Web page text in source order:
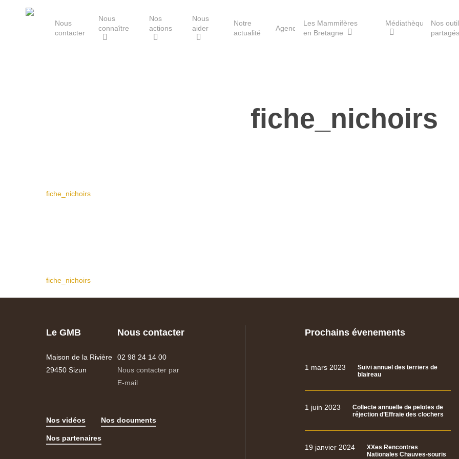
Nous
contacter
Nous
connaître
Nos
actions
Les Havres de paix pour la
loutre
Nous
aider
Notre
actualité
Agenda
Les Mammifères
en Bretagne
Médiathèque
Nos
partagés
fiche_nichoirs
fiche_nichoirs
fiche_nichoirs
Le GMB
Maison de la Rivière
29450 Sizun
Nous contacter
02 98 24 14 00
Nous contacter par
E-mail
Nos vidéos Nos documents
Nos partenaires
Prochains évenements
1 mars 2023
Suivi annuel des terriers de
blaireau
1 juin 2023
Collecte annuelle de pelotes de
réjection d’Effraie des clochers
19 janvier 2024
XXes Rencontres
Nationales Chauves-souris